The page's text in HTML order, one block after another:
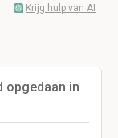
Krijg hulp van AI
opgedaan in